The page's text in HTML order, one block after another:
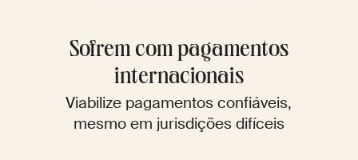
Sofrem com pagamentos
internacionais
Viabilize pagamentos confiáveis,
mesmo em jurisdições difíceis